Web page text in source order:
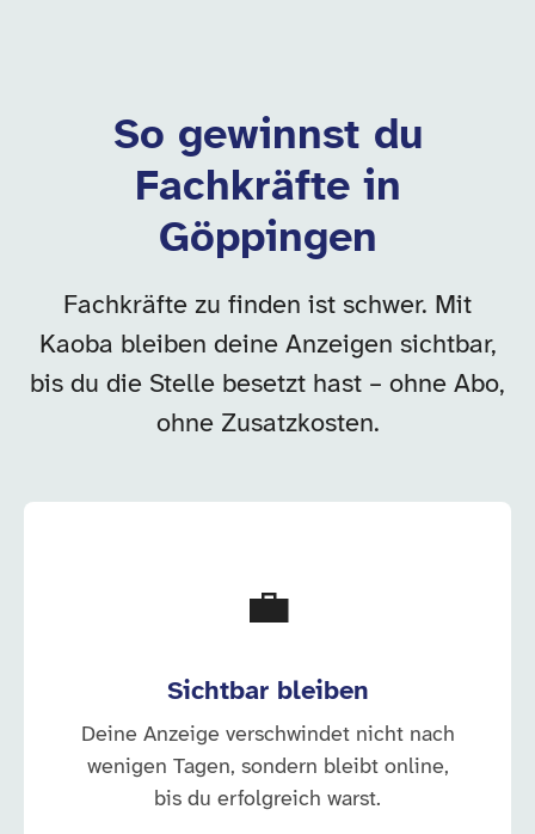
So gewinnst du
Fachkräfte in
Göppingen
Fachkräfte zu finden ist schwer. Mit
Kaoba bleiben deine Anzeigen sichtbar,
bis du die Stelle besetzt hast – ohne Abo,
ohne Zusatzkosten.
💼
Sichtbar bleiben
Deine Anzeige verschwindet nicht nach
wenigen Tagen, sondern bleibt online,
bis du erfolgreich warst.